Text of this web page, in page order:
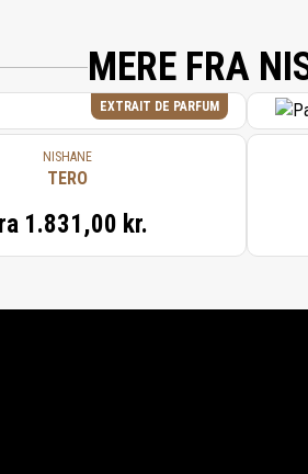
MERE FRA
EXTRAIT DE PARFUM
NISHANE
TERO
1.831,00 kr.